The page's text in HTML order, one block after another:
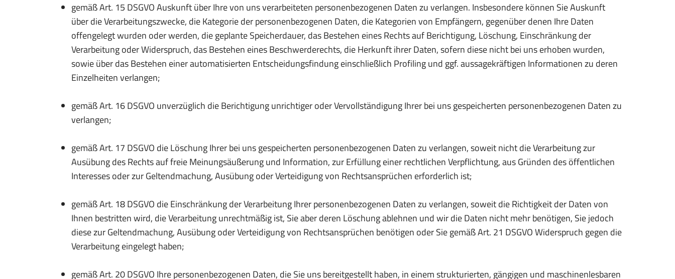
gemäß Art. 15 DSGVO Auskunft über Ihre von uns verarbeiteten personenbezogenen Daten zu verlangen. Insbesondere können Sie Auskunft
über die Verarbeitungszwecke, die Kategorie der personenbezogenen Daten, die Kategorien von Empfängern, gegenüber denen Ihre Daten
offengelegt wurden oder werden, die geplante Speicherdauer, das Bestehen eines Rechts auf Berichtigung, Löschung, Einschränkung der
Verarbeitung oder Widerspruch, das Bestehen eines Beschwerderechts, die Herkunft ihrer Daten, sofern diese nicht bei uns erhoben wurden,
sowie über das Bestehen einer automatisierten Entscheidungsfindung einschließlich Profiling und ggf. aussagekräftigen Informationen zu deren
Einzelheiten verlangen;
gemäß Art. 16 DSGVO unverzüglich die Berichtigung unrichtiger oder Vervollständigung Ihrer bei uns gespeicherten personenbezogenen Daten zu
verlangen;
gemäß Art. 17 DSGVO die Löschung Ihrer bei uns gespeicherten personenbezogenen Daten zu verlangen, soweit nicht die Verarbeitung zur
Ausübung des Rechts auf freie Meinungsäußerung und Information, zur Erfüllung einer rechtlichen Verpflichtung, aus Gründen des öffentlichen
Interesses oder zur Geltendmachung, Ausübung oder Verteidigung von Rechtsansprüchen erforderlich ist;
gemäß Art. 18 DSGVO die Einschränkung der Verarbeitung Ihrer personenbezogenen Daten zu verlangen, soweit die Richtigkeit der Daten von
Ihnen bestritten wird, die Verarbeitung unrechtmäßig ist, Sie aber deren Löschung ablehnen und wir die Daten nicht mehr benötigen, Sie jedoch
diese zur Geltendmachung, Ausübung oder Verteidigung von Rechtsansprüchen benötigen oder Sie gemäß Art. 21 DSGVO Widerspruch gegen die
Verarbeitung eingelegt haben;
gemäß Art. 20 DSGVO Ihre personenbezogenen Daten, die Sie uns bereitgestellt haben, in einem strukturierten, gängigen und maschinenlesbaren